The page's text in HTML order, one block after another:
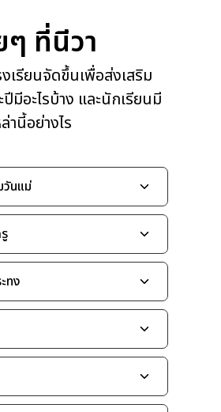
ที่นีวา
เรียนจัดขึ้นเพื่อส่งเสริม
มีอะไรบ้าง และนักเรียนมี
านี้อย่างไร
วันแม่
ทง